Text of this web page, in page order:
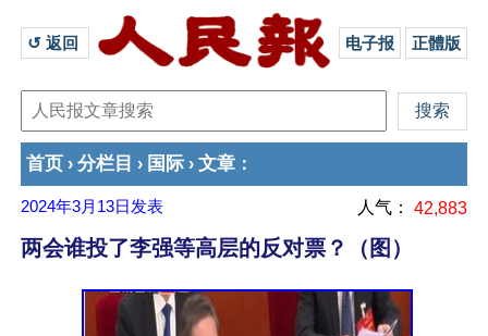
↺ 返回 电子报 正體版
首页 › 分栏目 › 国际 › 文章 ：
2024年3月13日 发表 人气： 42,883
两会谁投了李强等高层的反对票？（图）